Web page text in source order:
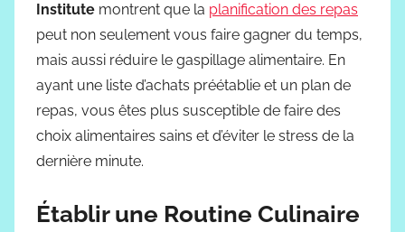
Institute montrent que la planification des repas
peut non seulement vous faire gagner du temps,
mais aussi réduire le gaspillage alimentaire. En
ayant une liste d’achats préétablie et un plan de
repas, vous êtes plus susceptible de faire des
choix alimentaires sains et d’éviter le stress de la
dernière minute.
Établir une Routine Culinaire